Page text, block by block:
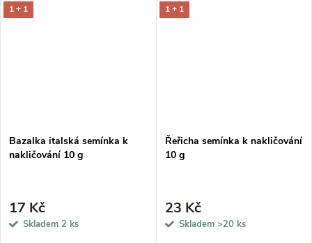
1 + 1
Bazalka italská semínka k
nakličování 10 g
17 Kč
Skladem 2 ks
1 + 1
Řeřicha semínka k nakličování
10 g
23 Kč
Skladem >20 ks